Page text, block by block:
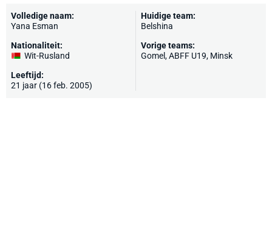
Volledige naam:
Yana Esman
Nationaliteit:
Wit-Rusland
Leeftijd:
21 jaar (16 feb. 2005)
Huidige team:
Belshina
Vorige teams:
Gomel, ABFF U19, Minsk